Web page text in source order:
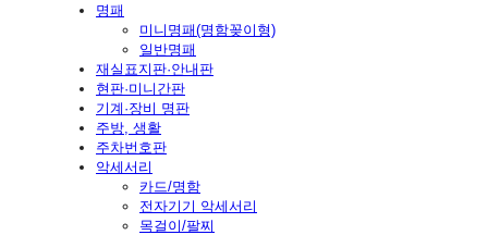
명패
미니명패(명함꽂이형)
일반명패
재실표지판·안내판
현판·미니간판
기계·장비 명판
주방, 생활
주차번호판
악세서리
카드/명함
전자기기 악세서리
목걸이/팔찌